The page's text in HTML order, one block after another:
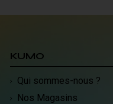
KUMO
Qui sommes-nous ?
Nos Magasins